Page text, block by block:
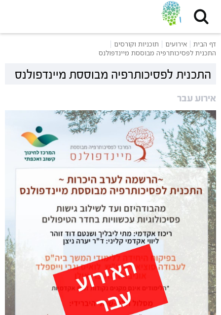
דף הבית אירועים
תוכניות וקורסים
התכנית לפסיכותרפיה מבוססת מיינדפולנס
התכנית לפסיכותרפיה מבוססת מיינדפולנס
אירוע עבר